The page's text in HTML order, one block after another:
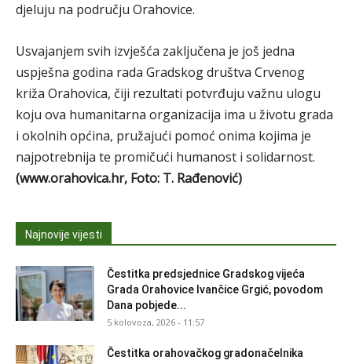
djeluju na području Orahovice.
Usvajanjem svih izvješća zaključena je još jedna
uspješna godina rada Gradskog društva Crvenog
križa Orahovica, čiji rezultati potvrđuju važnu ulogu
koju ova humanitarna organizacija ima u životu grada
i okolnih općina, pružajući pomoć onima kojima je
najpotrebnija te promičući humanost i solidarnost.
(www.orahovica.hr, Foto: T. Rađenović)
Najnovije vijesti
Čestitka predsjednice Gradskog vijeća
Grada Orahovice Ivančice Grgić, povodom
Dana pobjede...
5 kolovoza, 2026 - 11:57
Čestitka orahovačkog gradonačelnika